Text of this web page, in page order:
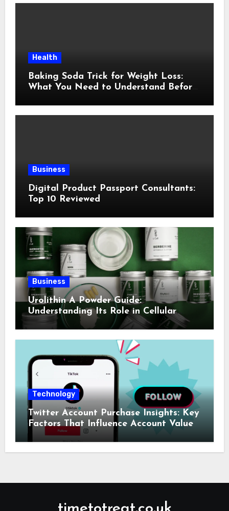
Health
Baking Soda Trick for Weight Loss:
What You Need to Understand Before
Business
Digital Product Passport Consultants:
Top 10 Reviewed
Business
Urolithin A Powder Guide:
Understanding Its Role in Cellular
Health and Fitness Support
Technology
Twitter Account Purchase Insights: Key
Factors That Influence Account Value